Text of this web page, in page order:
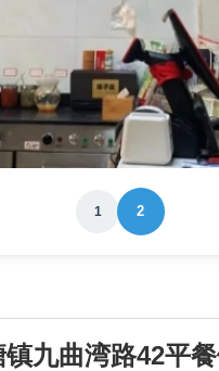
1 2
九曲湾路42平